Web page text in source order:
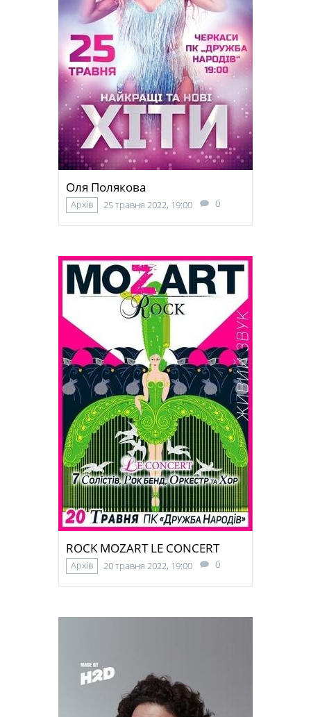
Оля Полякова
Архів 25 травня 2022, 19:00 0
ROCK MOZART LE CONCERT
Архів 20 травня 2022, 19:00 0